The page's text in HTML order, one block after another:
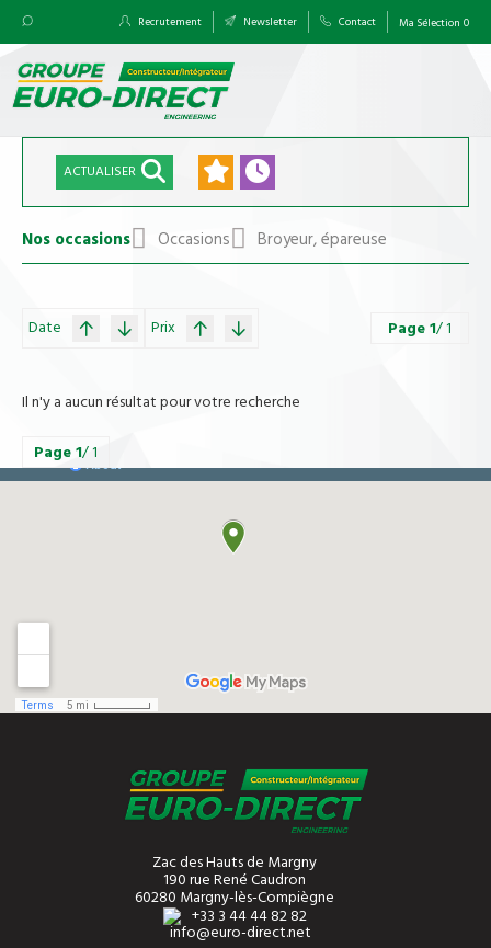
Recrutement Newsletter Contact Ma Sélection 0
ACTUALISER
Nos occasions Occasions Broyeur, épareuse
Date Prix Page1/ 1
Il n'y a aucun résultat pour votre recherche
Page1/ 1
Zac des Hauts de Margny
190 rue René Caudron
60280 Margny-lès-Compiègne
+33 3 44 44 82 82
info@euro-direct.net